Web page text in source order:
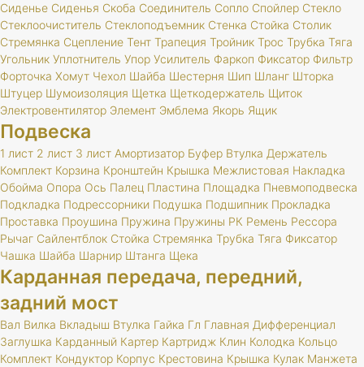
Сиденье Сиденья Скоба Соединитель Сопло Спойлер Стекло
Стеклоочиститель Стеклоподъемник Стенка Стойка Столик
Стремянка Сцепление Тент Трапеция Тройник Трос Трубка Тяга
Угольник Уплотнитель Упор Усилитель Фаркоп Фиксатор Фильтр
Форточка Хомут Чехол Шайба Шестерня Шип Шланг Шторка
Штуцер Шумоизоляция Щетка Щеткодержатель Щиток
Электровентилятор Элемент Эмблема Якорь Ящик
Подвеска
1 лист 2 лист 3 лист Амортизатор Буфер Втулка Держатель
Комплект Корзина Кронштейн Крышка Межлистовая Накладка
Обойма Опора Ось Палец Пластина Площадка Пневмоподвеска
Подкладка Подрессорники Подушка Подшипник Прокладка
Проставка Проушина Пружина Пружины РК Ремень Рессора
Рычаг Сайлентблок Стойка Стремянка Трубка Тяга Фиксатор
Чашка Шайба Шарнир Штанга Щека
Карданная передача, передний,
задний мост
Вал Вилка Вкладыш Втулка Гайка Гл Главная Дифференциал
Заглушка Карданный Картер Картридж Клин Колодка Кольцо
Комплект Кондуктор Корпус Крестовина Крышка Кулак Манжета